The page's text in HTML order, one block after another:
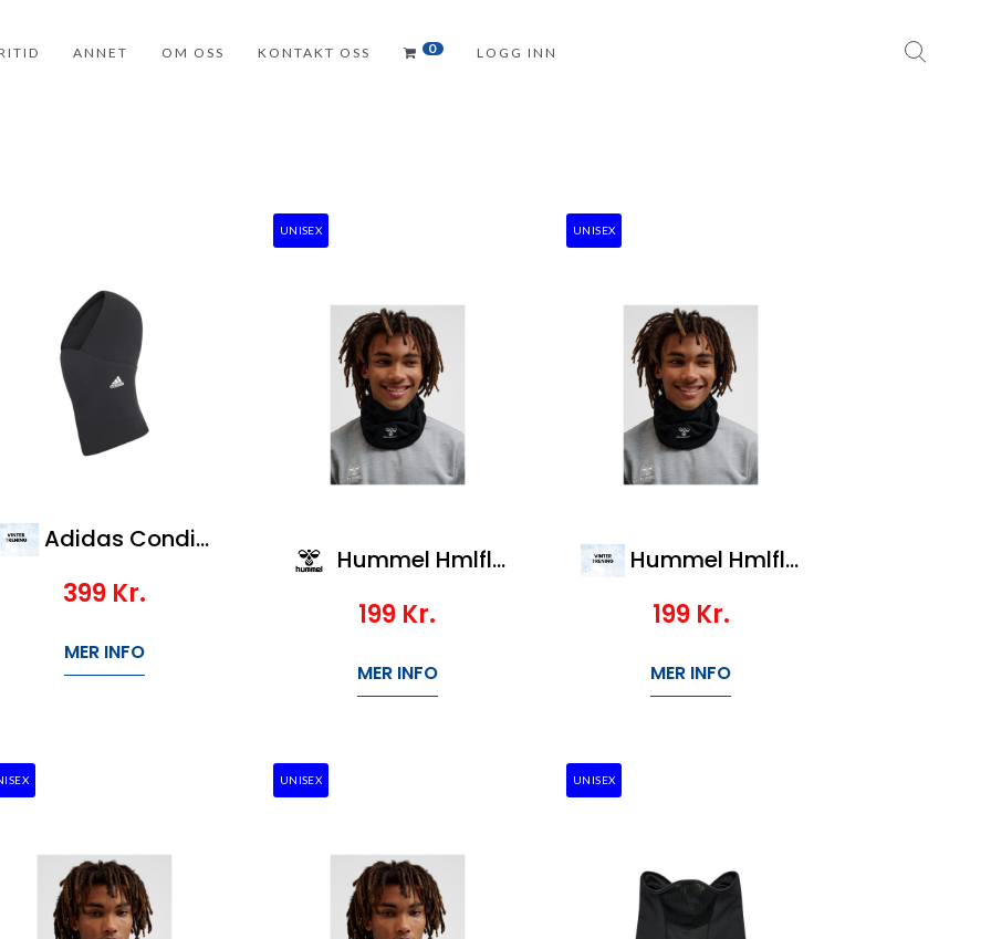
ANNET OM OSS KONTAKT OSS 0 LOGG INN
Adidas Condivo Neckwmr
399 Kr.
MER INFO
UNISEX
Hummel Hmlfleece Neck Tube
199 Kr.
MER INFO
UNISEX
Hummel Hmlfleece Neck Tube
199 Kr.
MER INFO
UNISEX UNISEX